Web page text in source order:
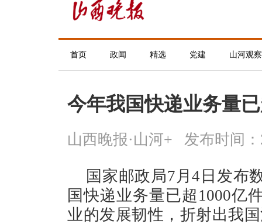
首页 政闻 精选 党建 山河观察
今年我国快递业务量
山西晚报·山河+ 发布时间：
国家邮政局7月4日发布
国快递业务量已超1000亿
业的发展韧性，折射出我